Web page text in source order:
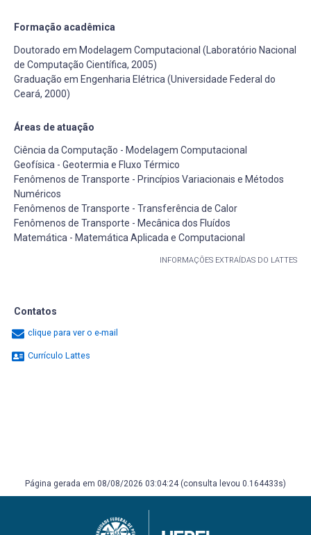
Formação acadêmica
Doutorado em Modelagem Computacional (Laboratório Nacional
de Computação Científica, 2005)
Graduação em Engenharia Elétrica (Universidade Federal do
Ceará, 2000)
Áreas de atuação
Ciência da Computação - Modelagem Computacional
Geofísica - Geotermia e Fluxo Térmico
Fenômenos de Transporte - Princípios Variacionais e Métodos
Numéricos
Fenômenos de Transporte - Transferência de Calor
Fenômenos de Transporte - Mecânica dos Fluídos
Matemática - Matemática Aplicada e Computacional
INFORMAÇÕES EXTRAÍDAS DO LATTES
Contatos
clique para ver o e-mail
Currículo Lattes
Página gerada em 08/08/2026 03:04:24 (consulta levou 0.164433s)